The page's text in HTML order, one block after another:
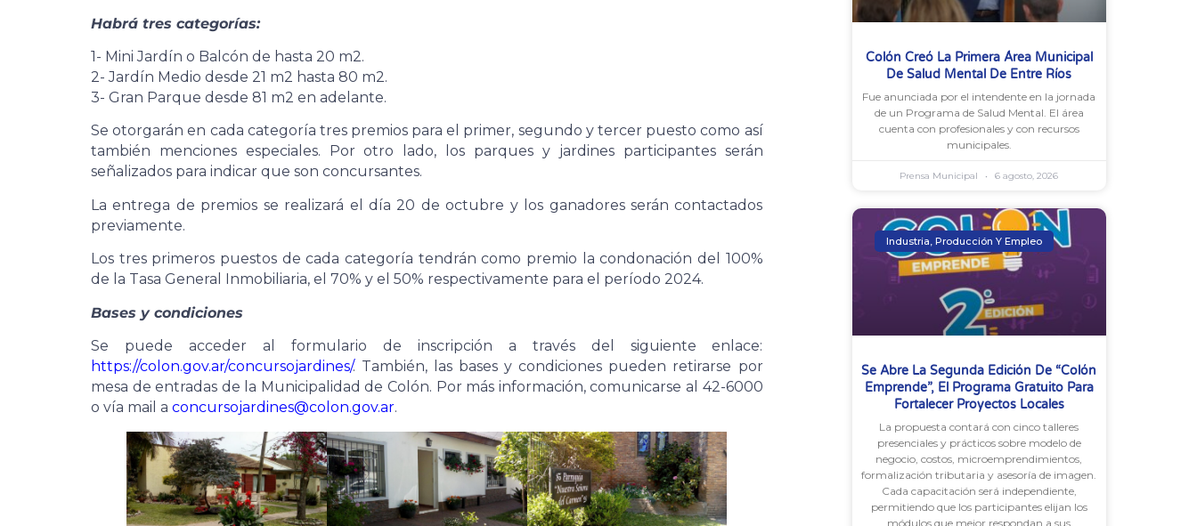
Habrá tres categorías:
1- Mini Jardín o Balcón de hasta 20 m2.
2- Jardín Medio desde 21 m2 hasta 80 m2.
3- Gran Parque desde 81 m2 en adelante.
Se otorgarán en cada categoría tres premios para el primer, segundo y tercer puesto como así
también menciones especiales. Por otro lado, los parques y jardines participantes serán
señalizados para indicar que son concursantes.
La entrega de premios se realizará el día 20 de octubre y los ganadores serán contactados
previamente.
Los tres primeros puestos de cada categoría tendrán como premio la condonación del 100%
de la Tasa General Inmobiliaria, el 70% y el 50% respectivamente para el período 2024.
Bases y condiciones
Se puede acceder al formulario de inscripción a través del siguiente enlace:
https://colon.gov.ar/concursojardines/. También, las bases y condiciones pueden retirarse por
mesa de entradas de la Municipalidad de Colón. Por más información, comunicarse al 42-6000
o vía mail a concursojardines@colon.gov.ar.
Colón Creó La Primera Área Municipal
De Salud Mental De Entre Ríos
Fue anunciada por el intendente en la jornada
de un Programa de Salud Mental. El área
cuenta con profesionales y con recursos
municipales.
Prensa Municipal 6 agosto, 2026
Industria, Producción Y Empleo
Se Abre La Segunda Edición De “Colón
Emprende”, El Programa Gratuito Para
Fortalecer Proyectos Locales
La propuesta contará con cinco talleres
presenciales y prácticos sobre modelo de
negocio, costos, microemprendimientos,
formalización tributaria y asesoría de imagen.
Cada capacitación será independiente,
permitiendo que los participantes elijan los
módulos que mejor respondan a sus